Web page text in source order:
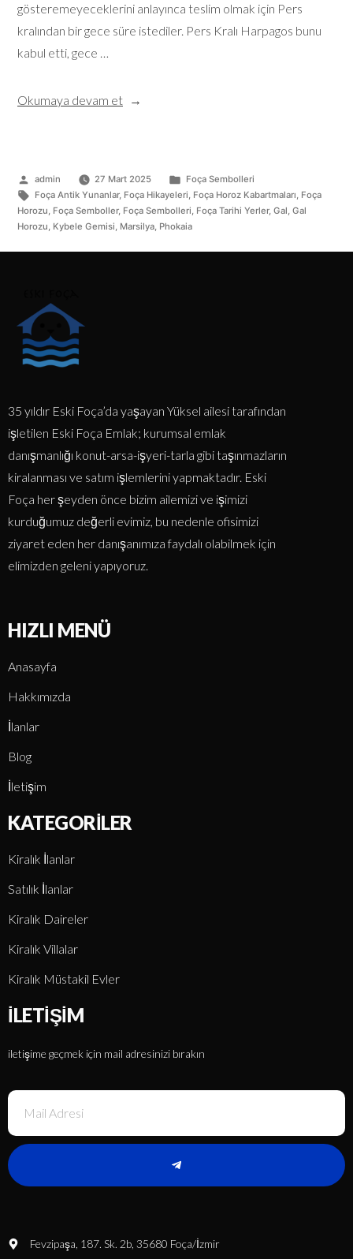
gösteremeyeceklerini anlayınca teslim olmak için Pers
kralından bir gece süre istediler. Pers Kralı Harpagos bunu
kabul etti, gece …
Okumaya devam et
admin 27 Mart 2025
Foça Sembolleri
Foça Antik Yunanlar, Foça Hikayeleri, Foça Horoz Kabartmaları, Foça
Horozu, Foça Semboller, Foça Sembolleri, Foça Tarihi Yerler, Gal, Gal
Horozu, Kybele Gemisi, Marsilya, Phokaia
35 yıldır Eski Foça’da yaşayan Yüksel ailesi tarafından
işletilen Eski Foça Emlak; kurumsal emlak
danışmanlığı konut-arsa-işyeri-tarla gibi taşınmazların
kiralanması ve satım işlemlerini yapmaktadır. Eski
Foça her şeyden önce bizim ailemizi ve işimizi
kurduğumuz değerli evimiz, bu nedenle ofisimizi
ziyaret eden her danışanımıza faydalı olabilmek için
elimizden geleni yapıyoruz.
HIZLI MENÜ
Anasayfa
Hakkımızda
İlanlar
Blog
İletişim
KATEGORILER
Kiralık İlanlar
Satılık İlanlar
Kiralık Daireler
Kiralık Villalar
Kiralık Müstakil Evler
İLETIŞIM
iletişime geçmek için mail adresinizi bırakın
Fevzipaşa, 187. Sk. 2b, 35680 Foça/İzmir